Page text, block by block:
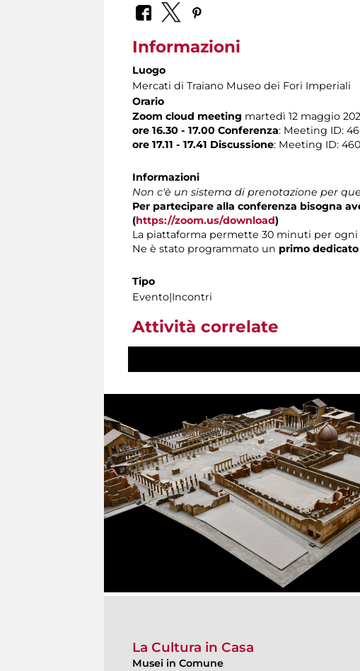
Informazioni
Luogo
Mercati di Traiano Museo dei Fori Imperiali
Orario
Zoom cloud meeting martedì 12 maggio
ore 16.30 - 17.00 Conferenza: Meeting ID:
ore 17.11 - 17.41 Discussione: Meeting ID:
Informazioni
Non c'è un sistema di prenotazione per
Per partecipare alla conferenza bisogna
(https://zoom.us/download)
La piattaforma permette 30 minuti per
Ne è stato programmato un primo
Tipo
Evento|Incontri
Attività correlate
La Cultura in Casa
Musei in Comune